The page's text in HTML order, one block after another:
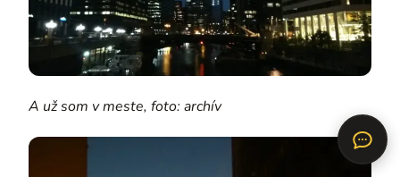
A už som v meste, foto: archív